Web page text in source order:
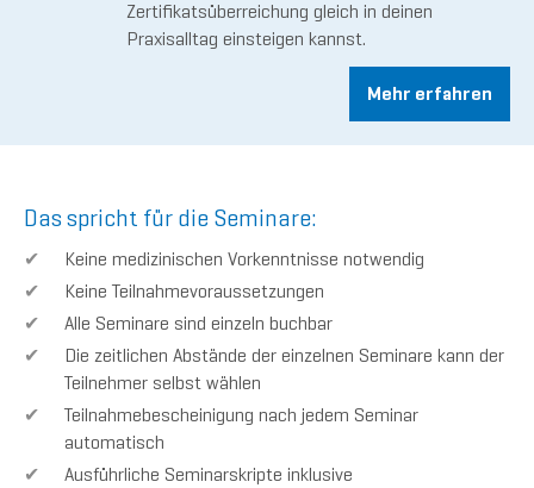
Zertifikatsüberreichung gleich in deinen
Praxisalltag einsteigen kannst.
Mehr erfahren
Das spricht für die Seminare:
Keine medizinischen Vorkenntnisse notwendig
Keine Teilnahmevoraussetzungen
Alle Seminare sind einzeln buchbar
Die zeitlichen Abstände der einzelnen Seminare kann der
Teilnehmer selbst wählen
Teilnahmebescheinigung nach jedem Seminar
automatisch
Ausführliche Seminarskripte inklusive